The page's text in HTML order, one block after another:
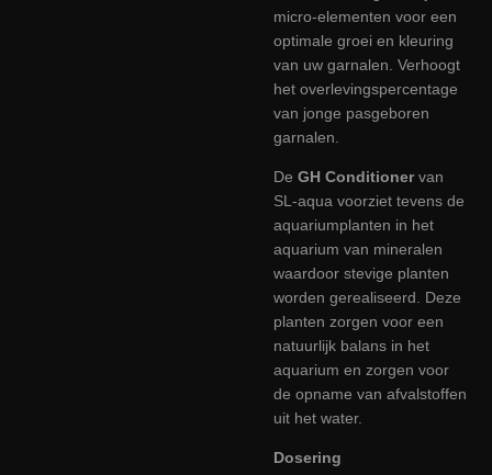
micro-elementen voor een
optimale groei en kleuring
van uw garnalen. Verhoogt
het overlevingspercentage
van jonge pasgeboren
garnalen.
De GH Conditioner van
SL-aqua voorziet tevens de
aquariumplanten in het
aquarium van mineralen
waardoor stevige planten
worden gerealiseerd. Deze
planten zorgen voor een
natuurlijk balans in het
aquarium en zorgen voor
de opname van afvalstoffen
uit het water.
Dosering